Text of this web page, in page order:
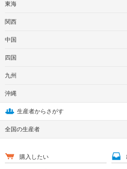
東海
関西
中国
四国
九州
沖縄
生産者からさがす
全国の生産者
購入したい